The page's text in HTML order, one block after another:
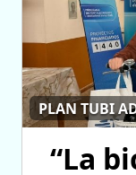
PLAN TUBI
“La